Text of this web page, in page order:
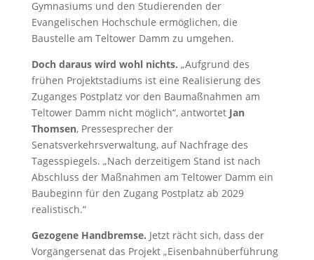
Gymnasiums und den Studierenden der
Evangelischen Hochschule ermöglichen, die
Baustelle am Teltower Damm zu umgehen.
Doch daraus wird wohl nichts. „Aufgrund des
frühen Projektstadiums ist eine Realisierung des
Zuganges Postplatz vor den Baumaßnahmen am
Teltower Damm nicht möglich“, antwortet Jan
Thomsen, Pressesprecher der
Senatsverkehrsverwaltung, auf Nachfrage des
Tagesspiegels. „Nach derzeitigem Stand ist nach
Abschluss der Maßnahmen am Teltower Damm ein
Baubeginn für den Zugang Postplatz ab 2029
realistisch.“
Gezogene Handbremse. Jetzt rächt sich, dass der
Vorgängersenat das Projekt „Eisenbahnüberführung